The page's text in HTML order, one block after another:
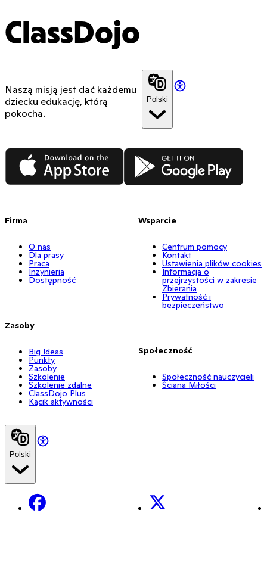
ClassDojo
Naszą misją jest dać każdemu
dziecku edukację, którą
pokocha.
Polski
App Store Google Play
Firma
O nas
Dla prasy
Praca
Inżynieria
Dostępność
Zasoby
Big Ideas
Punkty
Zasoby
Szkolenie
Szkolenie zdalne
ClassDojo Plus
Kącik aktywności
Wsparcie
Centrum pomocy
Kontakt
Ustawienia plików cookies
Informacja o
przejrzystości w zakresie
Zbierania
Prywatność i
bezpieczeństwo
Społeczność
Społeczność nauczycieli
Ściana Miłości
Polski
Facebook X